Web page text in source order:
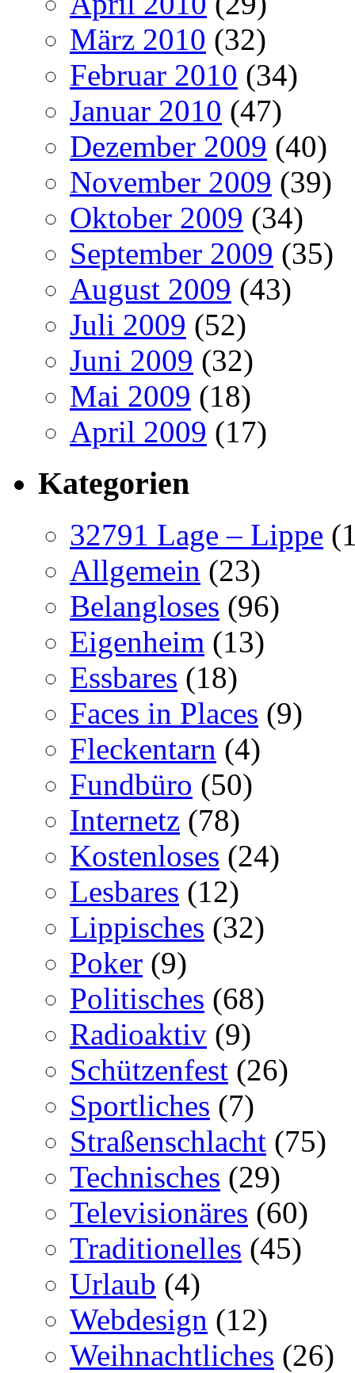
März 2010 (32)
Februar 2010 (34)
Januar 2010 (47)
Dezember 2009 (40)
November 2009 (39)
Oktober 2009 (34)
September 2009 (35)
August 2009 (43)
Juli 2009 (52)
Juni 2009 (32)
Mai 2009 (18)
April 2009 (17)
Kategorien
32791 Lage – Lippe
Allgemein (23)
Belangloses (96)
Eigenheim (13)
Essbares (18)
Faces in Places (9)
Fleckentarn (4)
Fundbüro (50)
Internetz (78)
Kostenloses (24)
Lesbares (12)
Lippisches (32)
Poker (9)
Politisches (68)
Radioaktiv (9)
Schützenfest (26)
Sportliches (7)
Straßenschlacht (75)
Technisches (29)
Televisionäres (60)
Traditionelles (45)
Urlaub (4)
Webdesign (12)
Weihnachtliches (26)